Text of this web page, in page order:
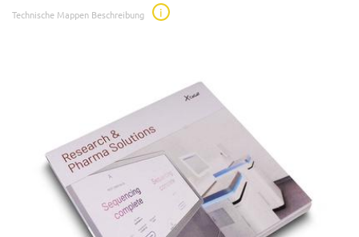
Technische Mappen Beschreibung
i